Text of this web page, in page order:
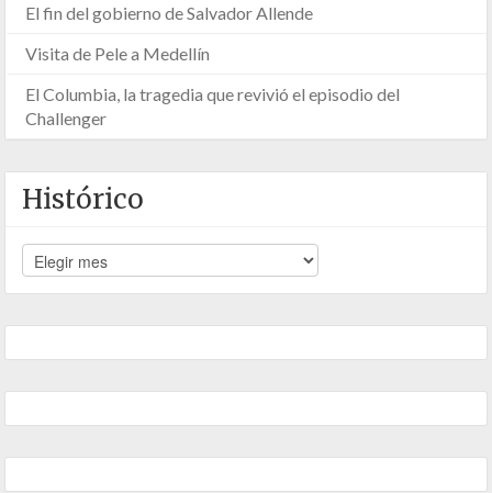
El fin del gobierno de Salvador Allende
Visita de Pele a Medellín
El Columbia, la tragedia que revivió el episodio del
Challenger
Histórico